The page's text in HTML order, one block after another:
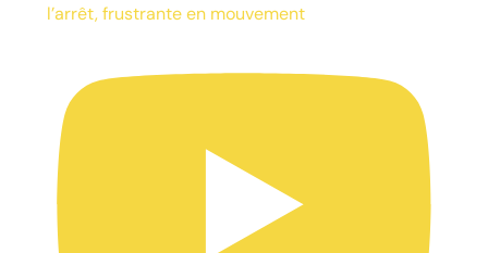
l’arrêt, frustrante en mouvement